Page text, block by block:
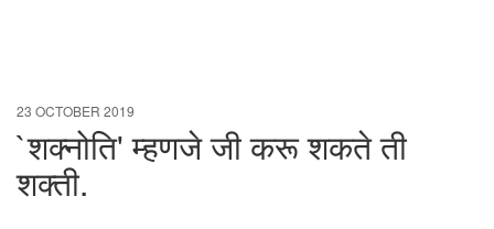
23 OCTOBER 2019
`शक्नोति' म्हणजे जी करू शकते ती
शक्ती.